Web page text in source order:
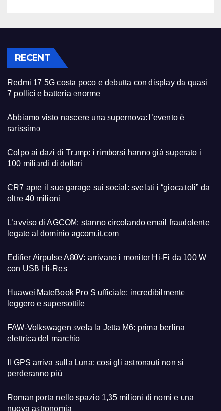
RECENT
Redmi 17 5G costa poco e debutta con display da quasi
7 pollici e batteria enorme
Abbiamo visto nascere una supernova: l’evento è
rarissimo
Colpo ai dazi di Trump: i rimborsi hanno già superato i
100 miliardi di dollari
CR7 apre il suo garage sui social: svelati i “giocattoli” da
oltre 40 milioni
L’avviso di AGCOM: stanno circolando email fraudolente
legate al dominio agcom.it.com
Edifier Airpulse A80V: arrivano i monitor Hi-Fi da 100 W
con USB Hi-Res
Huawei MateBook Pro S ufficiale: incredibilmente
leggero e supersottile
FAW-Volkswagen svela la Jetta M6: prima berlina
elettrica del marchio
Il GPS arriva sulla Luna: così gli astronauti non si
perderanno più
Roman porta nello spazio 1,35 milioni di nomi e una
nuova astronomia